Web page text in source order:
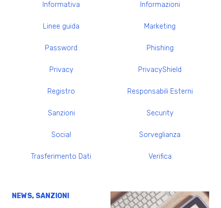
Informativa Informazioni
Linee guida Marketing
Password Phishing
Privacy PrivacyShield
Registro Responsabili Esterni
Sanzioni Security
Social Sorveglianza
Trasferimento Dati Verifica
NEWS, SANZIONI